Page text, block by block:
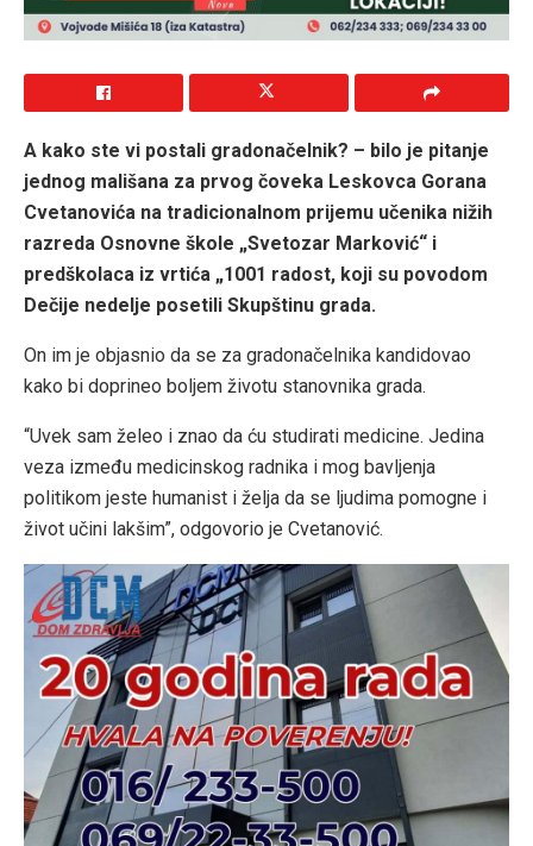
A kako ste vi postali gradonačelnik? – bilo je pitanje
jednog mališana za prvog čoveka Leskovca Gorana
Cvetanovića na tradicionalnom prijemu učenika nižih
razreda Osnovne škole „Svetozar Marković“ i
predškolaca iz vrtića „1001 radost, koji su povodom
Dečije nedelje posetili Skupštinu grada.
On im je objasnio da se za gradonačelnika kandidovao
kako bi doprineo boljem životu stanovnika grada.
“Uvek sam želeo i znao da ću studirati medicine. Jedina
veza između medicinskog radnika i mog bavljenja
politikom jeste humanist i želja da se ljudima pomogne i
život učini lakšim”, odgovorio je Cvetanović.